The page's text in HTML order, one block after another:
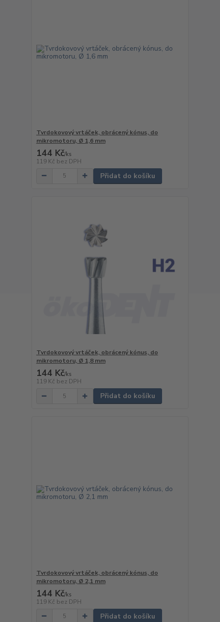
Tvrdokovový vrtáček, obrácený kónus, do
mikromotoru, Ø 1,6 mm
144 Kč/ks
119 Kč bez DPH
Přidat do košíku
Tvrdokovový vrtáček, obrácený kónus, do
mikromotoru, Ø 1,8 mm
144 Kč/ks
119 Kč bez DPH
Přidat do košíku
Tvrdokovový vrtáček, obrácený kónus, do
mikromotoru, Ø 2,1 mm
144 Kč/ks
119 Kč bez DPH
Přidat do košíku